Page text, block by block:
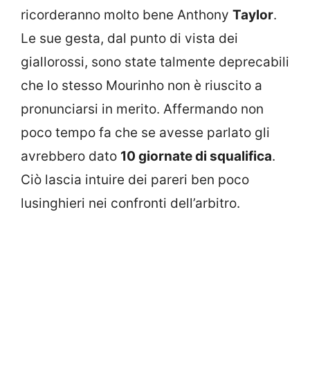
ricorderanno molto bene Anthony Taylor.
Le sue gesta, dal punto di vista dei
giallorossi, sono state talmente deprecabili
che lo stesso Mourinho non è riuscito a
pronunciarsi in merito. Affermando non
poco tempo fa che se avesse parlato gli
avrebbero dato 10 giornate di squalifica.
Ciò lascia intuire dei pareri ben poco
lusinghieri nei confronti dell’arbitro.